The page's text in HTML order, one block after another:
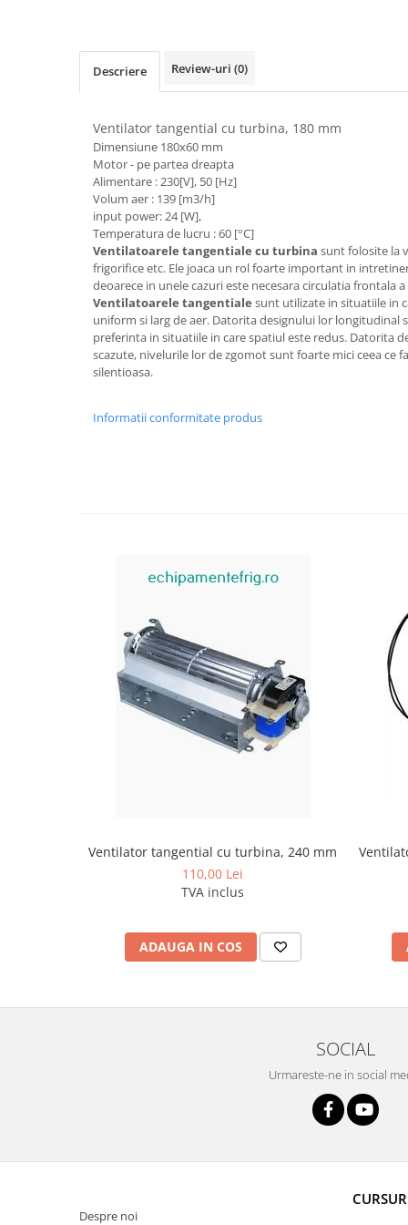
Descriere Review-uri (0)
Ventilator tangential cu turbina, 180 mm
Dimensiune 180x60 mm
Motor - pe partea dreapta
Alimentare : 230[V], 50 [Hz]
Volum aer : 139 [m3/h]
input power: 24 [W],
Temperatura de lucru : 60 [°C]
Ventilatoarele tangentiale cu turbina sunt folosite la
frigorifice etc. Ele joaca un rol foarte important in
deoarece in unele cazuri este necesara circulatia frontala
Ventilatoarele tangentiale sunt utilizate in situatiile in
uniform si larg de aer. Datorita designului lor longitudinal
preferinta in situatiile in care spatiul este redus. Datorita
scazute, nivelurile lor de zgomot sunt foarte mici ceea ce
silentioasa.
Informatii conformitate produs
Ventilator tangential cu turbina, 240 mm
110,00 Lei
TVA inclus
ADAUGA IN COS
SOCIAL
Urmareste-ne in social
Despre noi